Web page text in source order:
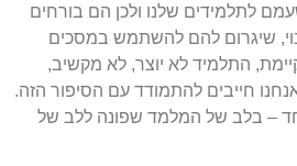
לתלמידים שלנו ולכן הם בורחים
שיגרום להם להשתמש במסכים
התלמיד לא יוצר, לא מקשיב,
חייבים להתמודד עם הסיפור הזה.
– בלב של המלמד שפונה ללב של